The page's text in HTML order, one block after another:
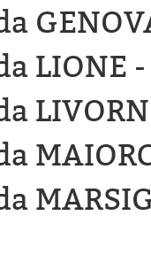
LIONE